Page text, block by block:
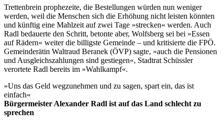
Trettenbrein prophezeite, die Bestellungen würden nun weniger
werden, weil die Menschen sich die Erhöhung nicht leisten könnten
und künftig eine Mahlzeit auf zwei Tage »strecken« werden. Auch
Radl bedauerte den Schritt, betonte aber, Wolfsberg sei bei »Essen
auf Rädern« weiter die billigste Gemeinde – und kritisierte die FPÖ.
Gemeinderätin Waltraud Beranek (ÖVP) sagte, »auch die Pensionen
und Ausgleichszahlungen sind gestiegen«, Stadtrat Schüssler
verortete Radl bereits im »Wahlkampf«.
»Uns das Geld wegzunehmen und zu sagen, spart ein, das ist
einfach«
Bürgermeister Alexander Radl ist auf das Land schlecht zu
sprechen